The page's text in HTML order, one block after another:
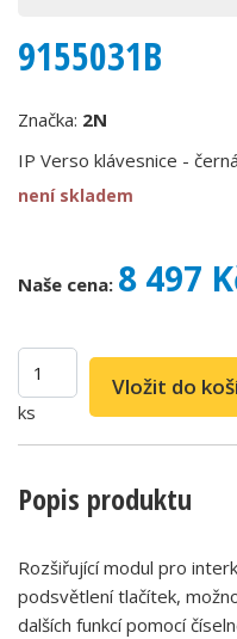
9155031B
Značka: 2N
IP Verso klávesnice - černá
není skladem
Naše cena: 8 497
ks
Popis produktu
Rozšiřující modul pro
podsvětlení tlačítek,
dalších funkcí pomocí